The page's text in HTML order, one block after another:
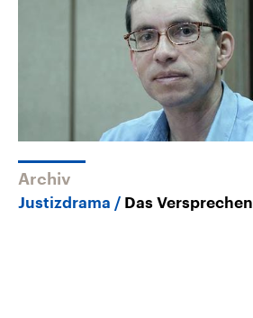
Archiv
Justizdrama Das Versprechen